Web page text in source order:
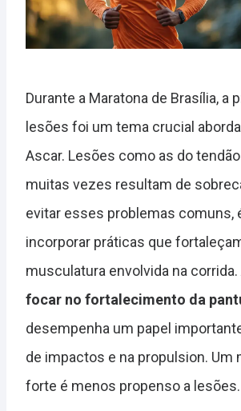
Durante a Maratona de Brasília, a
lesões foi um tema crucial
Ascar. Lesões como as do
muitas vezes resultam de
evitar esses problemas comuns,
incorporar práticas que
musculatura envolvida na corrida.
focar no fortalecimento da
desempenha um papel
de impactos e na propulsion. Um
forte é menos propenso a lesões.